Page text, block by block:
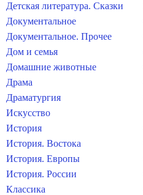
Детская литература. Сказки
Документальное
Документальное. Прочее
Дом и семья
Домашние животные
Драма
Драматургия
Искусство
История
История. Востока
История. Европы
История. России
Классика